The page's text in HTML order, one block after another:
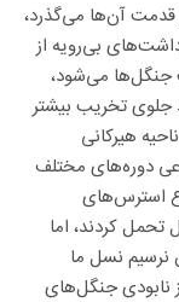
۳۰ میلیون سال از قدمت آن‌ها می‌گذرد،
بی‌رویه از
جنگل‌ها می‌شود،
جلوی تخریب بیشتر
هیرکانی
دوره‌های مختلف
استرس‌های
۵۰۰ تا ۷۰۰ و حتی افزون‌بر ۱۰۰۰ سال تحمل کردند، اما
نرسیم نسل ما
نابودی جنگل‌های